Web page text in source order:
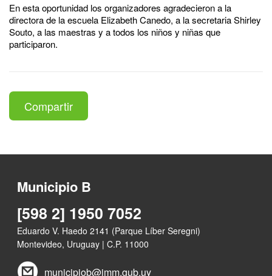
En esta oportunidad los organizadores agradecieron a la
directora de la escuela Elizabeth Canedo, a la secretaria Shirley
Souto, a las maestras y a todos los niños y niñas que
participaron.
Compartir
Municipio B
[598 2] 1950 7052
Eduardo V. Haedo 2141 (Parque Líber Seregni)
Montevideo, Uruguay | C.P. 11000
municipiob@imm.gub.uy